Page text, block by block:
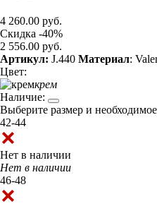
4 260.00 руб.
Скидка -40%
2 556.00 руб.
Артикул: J.440 Материал:
Цвет:
крем
Наличие:
Выберите размер и
42-44
Нет в наличии
Нет в наличии
46-48